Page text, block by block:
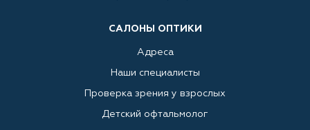
САЛОНЫ ОПТИКИ
Адреса
Наши специалисты
Проверка зрения у взрослых
Детский офтальмолог